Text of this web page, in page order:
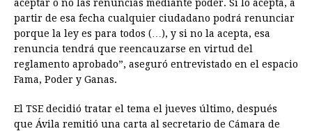
aceptar o no las renuncias mediante poder. Si lo acepta, a
partir de esa fecha cualquier ciudadano podrá renunciar
porque la ley es para todos (…), y si no la acepta, esa
renuncia tendrá que reencauzarse en virtud del
reglamento aprobado”, aseguró entrevistado en el espacio
Fama, Poder y Ganas.
El TSE decidió tratar el tema el jueves último, después
que Ávila remitió una carta al secretario de Cámara de